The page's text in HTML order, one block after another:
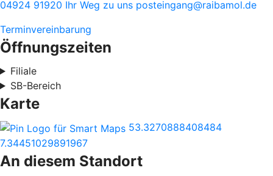
04924 91920 Ihr Weg zu uns posteingang@raibamol.de
Terminvereinbarung
Öffnungszeiten
Filiale
SB-Bereich
Karte
53.3270888408484
7.34451029891967
An diesem Standort